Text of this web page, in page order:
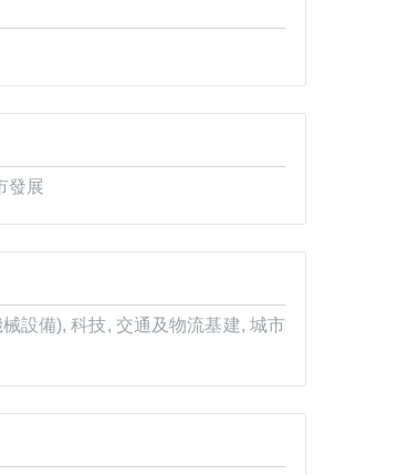
發展
設備), 科技, 交通及物流基建, 城市